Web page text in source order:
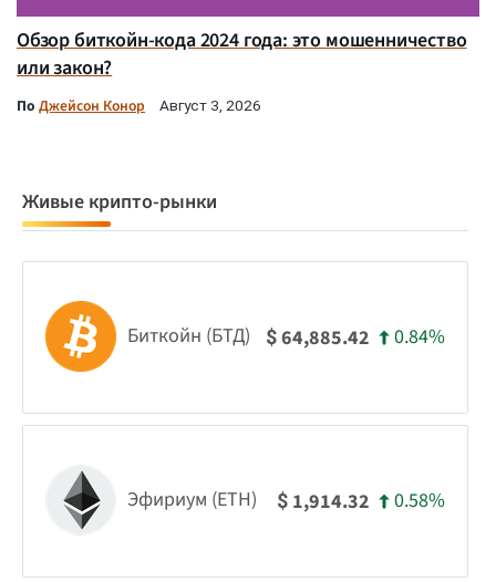
Обзор биткойн-кода 2024 года: это мошенничество
или закон?
По Джейсон Конор Август 3, 2026
Живые крипто-рынки
Биткойн (БТД) $64,885.42 0.84%
Эфириум (ETH) $ 1,914.32 0.58%